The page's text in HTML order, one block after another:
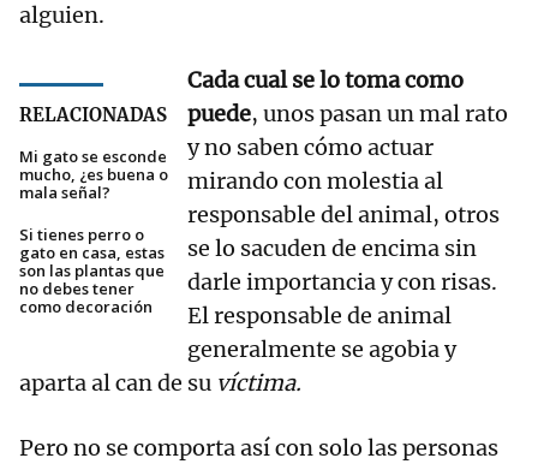
alguien.
RELACIONADAS
Mi gato se esconde
mucho, ¿es buena o
mala señal?
Si tienes perro o
gato en casa, estas
son las plantas que
no debes tener
como decoración
Cada cual se lo toma como
puede, unos pasan un mal rato
y no saben cómo actuar
mirando con molestia al
responsable del animal, otros
se lo sacuden de encima sin
darle importancia y con risas.
El responsable de animal
generalmente se agobia y
aparta al can de su víctima.
Pero no se comporta así con solo las personas